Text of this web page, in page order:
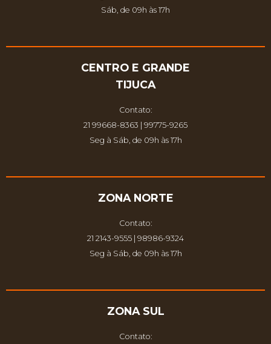
Sáb, de 09h às 17h
CENTRO E GRANDE
TIJUCA
Contato:
21 99668-8363 | 99775-9265
Seg à Sáb, de 09h às 17h
ZONA NORTE
Contato:
21 2143-9555 | 98986-9324
Seg à Sáb, de 09h às 17h
ZONA SUL
Contato: